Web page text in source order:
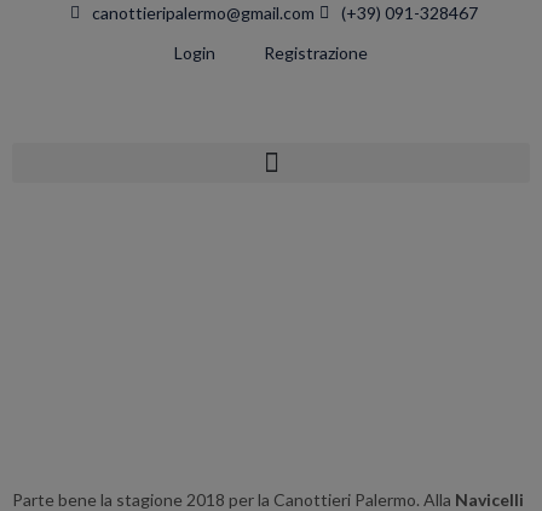
canottieripalermo@gmail.com
(+39) 091-328467
Login
Registrazione
Parte bene la stagione 2018 per la Canottieri Palermo. Alla Navicelli